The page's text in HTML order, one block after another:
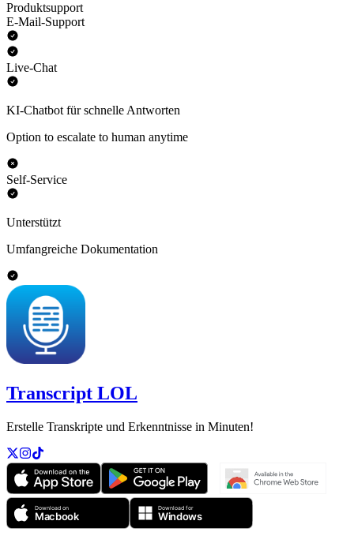
Produktsupport
E-Mail-Support
Live-Chat
KI-Chatbot für schnelle Antworten
Option to escalate to human anytime
Self-Service
Unterstützt
Umfangreiche Dokumentation
Transcript LOL
Erstelle Transkripte und Erkenntnisse in Minuten!